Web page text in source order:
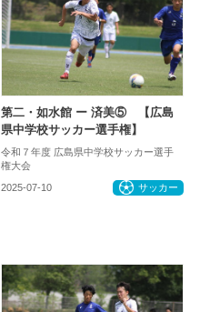
第二・如水館 ー 済美⑤ 【広島
県中学校サッカー選手権】
令和７年度 広島県中学校サッカー選手
権大会
2025-07-10 サッカー